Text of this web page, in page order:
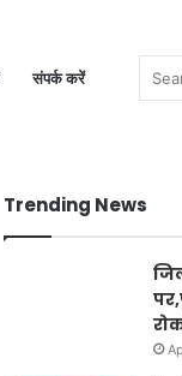
संपर्क करें
Trending News